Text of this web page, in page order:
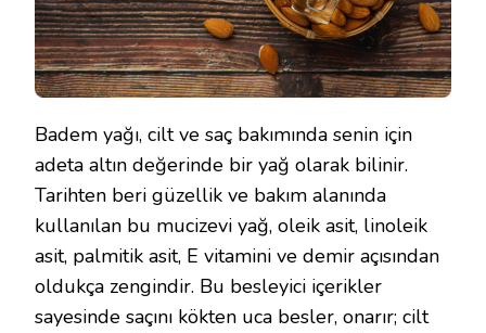
Badem yağı, cilt ve saç bakımında senin için
adeta altın değerinde bir yağ olarak bilinir.
Tarihten beri güzellik ve bakım alanında
kullanılan bu mucizevi yağ, oleik asit, linoleik
asit, palmitik asit, E vitamini ve demir açısından
oldukça zengindir. Bu besleyici içerikler
sayesinde saçını kökten uca besler, onarır; cilt